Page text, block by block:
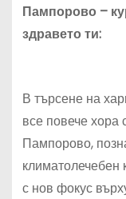
Пампорово –
здравето ти:
В търсене на
все повече
Пампорово,
климатолечебен
с нов фокус